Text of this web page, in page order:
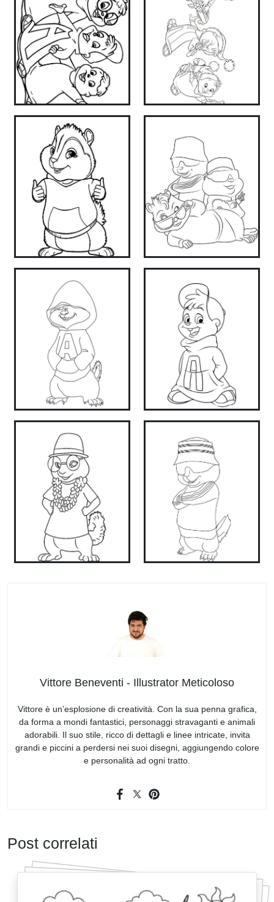
Vittore Beneventi - Illustrator Meticoloso
Vittore è un’esplosione di creatività. Con la sua penna grafica,
da forma a mondi fantastici, personaggi stravaganti e animali
adorabili. Il suo stile, ricco di dettagli e linee intricate, invita
grandi e piccini a perdersi nei suoi disegni, aggiungendo colore
e personalità ad ogni tratto.
Post correlati